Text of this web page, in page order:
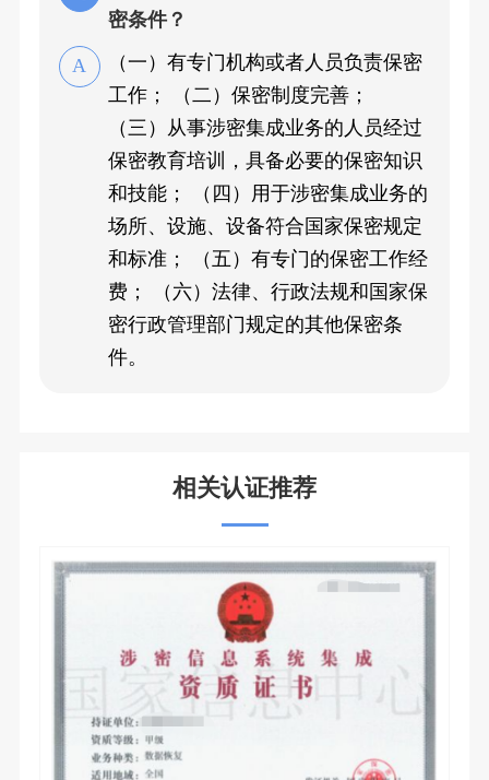
密条件？
（一）有专门机构或者人员负责保密
工作； （二）保密制度完善；
（三）从事涉密集成业务的人员经过
保密教育培训，具备必要的保密知识
和技能； （四）用于涉密集成业务的
场所、设施、设备符合国家保密规定
和标准； （五）有专门的保密工作经
费； （六）法律、行政法规和国家保
密行政管理部门规定的其他保密条
件。
相关认证推荐